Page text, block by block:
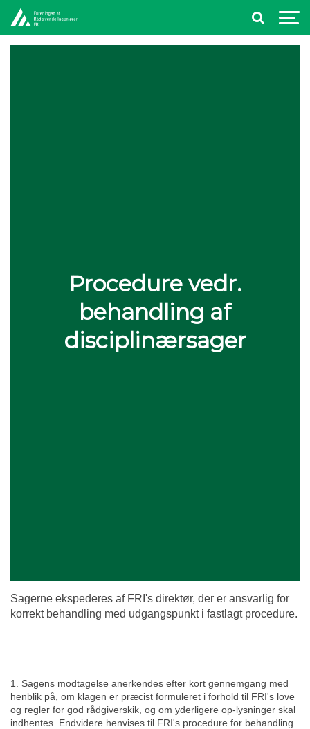
Procedure vedr.
behandling af
disciplinærsager
Sagerne ekspederes af FRI's direktør, der er ansvarlig for
kor­rekt behandling med udgangs­punkt i fastlagt procedure.
1. Sagens modtagelse anerkendes efter kort gennemgang med
henblik på, om klagen er præcist formuleret i forhold til FRI's love
og regler for god rådgiverskik, og om yderligere op-lysninger skal
indhentes. Endvidere henvises til FRI's procedure for behandling